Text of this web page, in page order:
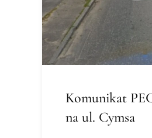
Komunikat
na ul. Cymsa